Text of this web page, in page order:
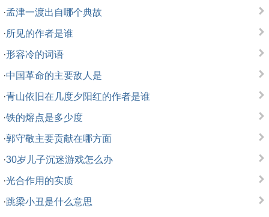
·孟津一渡出自哪个典故
·所见的作者是谁
·形容冷的词语
·中国革命的主要敌人是
·青山依旧在几度夕阳红的作者是谁
·铁的熔点是多少度
·郭守敬主要贡献在哪方面
·30岁儿子沉迷游戏怎么办
·光合作用的实质
·跳梁小丑是什么意思